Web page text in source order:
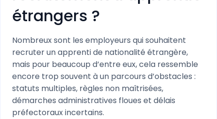
étrangers ?
Nombreux sont les employeurs qui souhaitent
recruter un apprenti de nationalité étrangère,
mais pour beaucoup d’entre eux, cela ressemble
encore trop souvent à un parcours d’obstacles :
statuts multiples, règles non maîtrisées,
démarches administratives floues et délais
préfectoraux incertains.